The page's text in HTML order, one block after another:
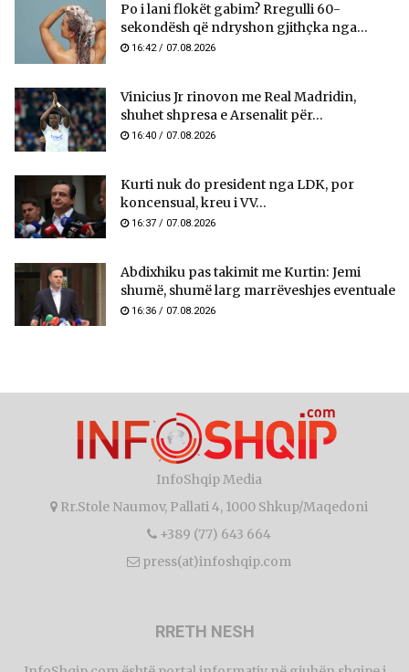
Po i lani flokët gabim? Rregulli 60-
sekondësh që ndryshon gjithçka nga...
16:42 / 07.08.2026
Vinicius Jr rinovon me Real Madridin,
shuhet shpresa e Arsenalit për...
16:40 / 07.08.2026
Kurti nuk do president nga LDK, por
koncensual, kreu i VV...
16:37 / 07.08.2026
Abdixhiku pas takimit me Kurtin: Jemi
shumë, shumë larg marrëveshjes eventuale
16:36 / 07.08.2026
InfoShqip Media
Rr.Stole Naumov, Pallati 4, 1000 Shkup/Maqedoni
+389 (77) 643 664
press(at)infoshqip.com
RRETH NESH